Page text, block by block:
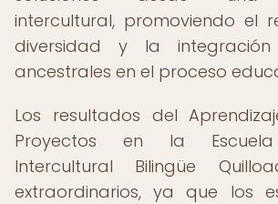
intercultural, promoviendo el
diversidad y la
ancestrales en el proceso
Los resultados del
Proyectos en la Escuela
Intercultural Bilingüe
extraordinarios, ya que los